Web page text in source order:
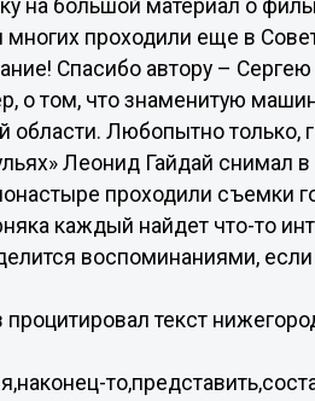
на большой материал о
проходили еще в
Спасибо автору –
о том, что знаменитую
области. Любопытно только,
Леонид Гайдай снимал
проходили съемки
каждый найдет что-то
воспоминаниями,
текст